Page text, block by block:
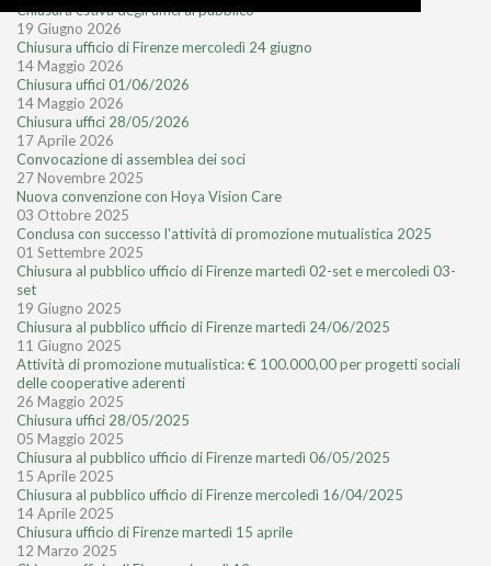
Chiusura estiva degli uffici al pubblico
19 Giugno 2026
Chiusura ufficio di Firenze mercoledì 24 giugno
14 Maggio 2026
Chiusura uffici 01/06/2026
14 Maggio 2026
Chiusura uffici 28/05/2026
17 Aprile 2026
Convocazione di assemblea dei soci
27 Novembre 2025
Nuova convenzione con Hoya Vision Care
03 Ottobre 2025
Conclusa con successo l'attività di promozione mutualistica 2025
01 Settembre 2025
Chiusura al pubblico ufficio di Firenze martedì 02-set e mercoledì 03-
set
19 Giugno 2025
Chiusura al pubblico ufficio di Firenze martedì 24/06/2025
11 Giugno 2025
Attività di promozione mutualistica: € 100.000,00 per progetti sociali
delle cooperative aderenti
26 Maggio 2025
Chiusura uffici 28/05/2025
05 Maggio 2025
Chiusura al pubblico ufficio di Firenze martedì 06/05/2025
15 Aprile 2025
Chiusura al pubblico ufficio di Firenze mercoledì 16/04/2025
14 Aprile 2025
Chiusura ufficio di Firenze martedì 15 aprile
12 Marzo 2025